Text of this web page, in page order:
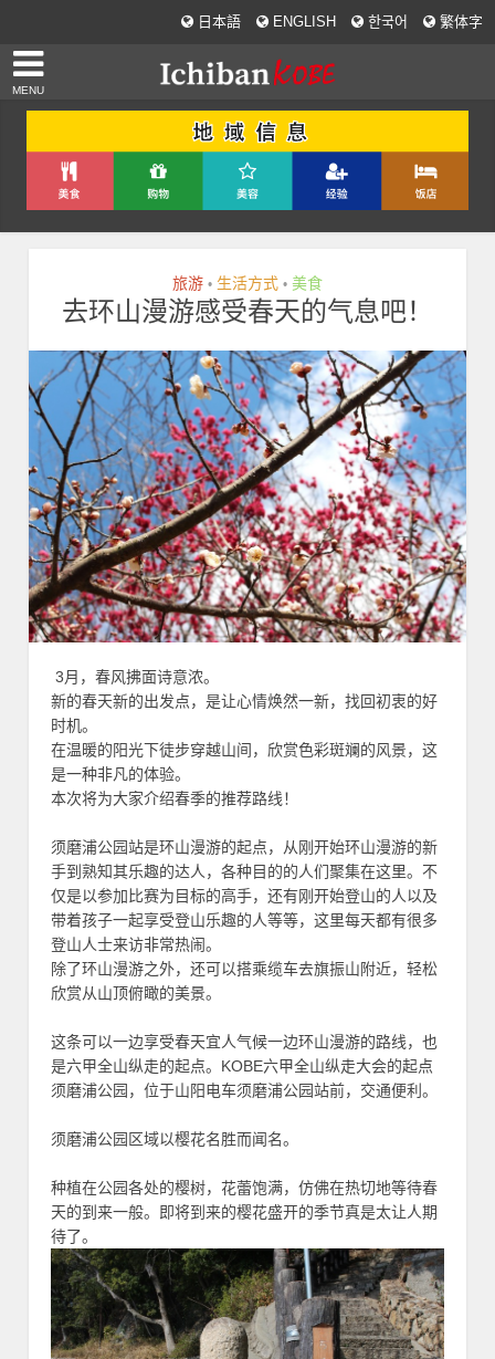
日本語 ENGLISH 한국어 繁体字
MENU
旅游 • 生活方式 • 美食
去环山漫游感受春天的气息吧！
3月，春风拂面诗意浓。
新的春天新的出发点，是让心情焕然一新，找回初衷的好
时机。
在温暖的阳光下徒步穿越山间，欣赏色彩斑斓的风景，这
是一种非凡的体验。
本次将为大家介绍春季的推荐路线！
须磨浦公园站是环山漫游的起点，从刚开始环山漫游的新
手到熟知其乐趣的达人，各种目的的人们聚集在这里。不
仅是以参加比赛为目标的高手，还有刚开始登山的人以及
带着孩子一起享受登山乐趣的人等等，这里每天都有很多
登山人士来访非常热闹。
除了环山漫游之外，还可以搭乘缆车去旗振山附近，轻松
欣赏从山顶俯瞰的美景。
这条可以一边享受春天宜人气候一边环山漫游的路线，也
是六甲全山纵走的起点。KOBE六甲全山纵走大会的起点
须磨浦公园，位于山阳电车须磨浦公园站前，交通便利。
须磨浦公园区域以樱花名胜而闻名。
种植在公园各处的樱树，花蕾饱满，仿佛在热切地等待春
天的到来一般。即将到来的樱花盛开的季节真是太让人期
待了。